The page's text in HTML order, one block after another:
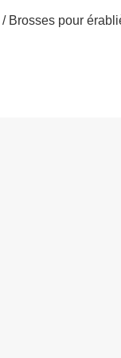
/ Brosses pour